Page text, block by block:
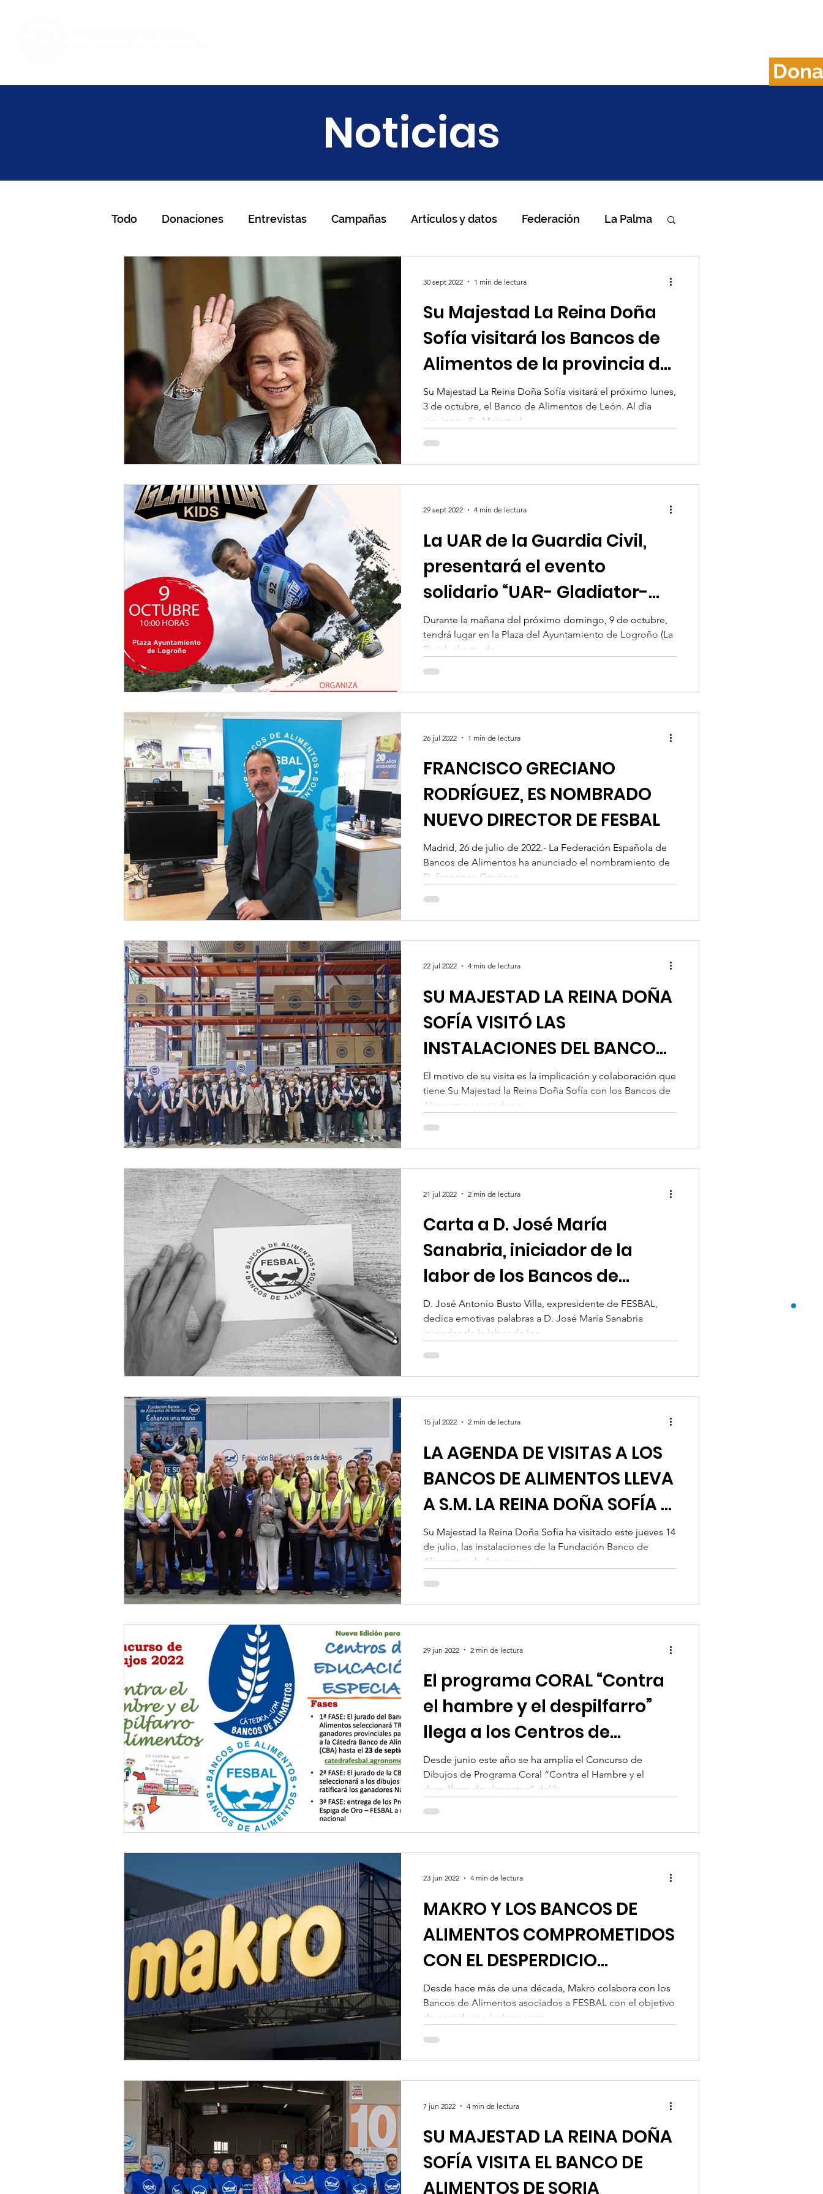
Dona
Noticias
Todo Donaciones Entrevistas Campañas Artículos y datos Federación La Palma
Gran Recogida de Alimentos TodosConUcrania
Su Majestad La Reina Doña
Sofía visitará los Bancos de
Alimentos de la provincia de
León
Su Majestad La Reina Doña Sofía visitará el próximo lunes,
3 de octubre, el Banco de Alimentos de León. Al día
siguiente, Su Majestad,...
30 sept 2022 1 min de lectura
La UAR de la Guardia Civil,
presentará el evento
solidario “UAR- Gladiator-
Race”
Durante la mañana del próximo domingo, 9 de octubre,
tendrá lugar en la Plaza del Ayuntamiento de Logroño (La
Rioja), el acto de...
29 sept 2022 4 min de lectura
FRANCISCO GRECIANO
RODRÍGUEZ, ES NOMBRADO
NUEVO DIRECTOR DE FESBAL
Madrid, 26 de julio de 2022.- La Federación Española de
Bancos de Alimentos ha anunciado el nombramiento de
D. Francisco Greciano...
26 jul 2022 1 min de lectura
SU MAJESTAD LA REINA DOÑA
SOFÍA VISITÓ LAS
INSTALACIONES DEL BANCO
DE ALIMENTOS DE NAVARRA
El motivo de su visita es la implicación y colaboración que
tiene Su Majestad la Reina Doña Sofía con los Bancos de
Alimentos asociados a...
22 jul 2022 4 min de lectura
Carta a D. José María
Sanabria, iniciador de la
labor de los Bancos de
Alimentos en España
D. José Antonio Busto Villa, expresidente de FESBAL,
dedica emotivas palabras a D. José María Sanabria
iniciador de la labor de los...
21 jul 2022 2 min de lectura
LA AGENDA DE VISITAS A LOS
BANCOS DE ALIMENTOS LLEVA
A S.M. LA REINA DOÑA SOFÍA A
OVIEDO
Su Majestad la Reina Doña Sofía ha visitado este jueves 14
de julio, las instalaciones de la Fundación Banco de
Alimentos de Asturias en...
15 jul 2022 2 min de lectura
El programa CORAL “Contra
el hambre y el despilfarro”
llega a los Centros de
Educación Especial
Desde junio este año se ha amplía el Concurso de
Dibujos de Programa Coral “Contra el Hambre y el
despilfarro de alimentos” del la...
29 jun 2022 2 min de lectura
MAKRO Y LOS BANCOS DE
ALIMENTOS COMPROMETIDOS
CON EL DESPERDICIO
ALIMENTARIO
Desde hace más de una década, Makro colabora con los
Bancos de Alimentos asociados a FESBAL con el objetivo
de contribuir a luchar contra...
23 jun 2022 4 min de lectura
SU MAJESTAD LA REINA DOÑA
SOFÍA VISITA EL BANCO DE
ALIMENTOS DE SORIA
7 jun 2022 4 min de lectura